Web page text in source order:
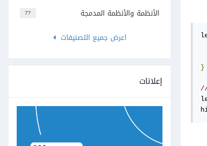
}
77
الأنظمة والأنظمة المدمجة
اعرض جميع التصنيفات
إعلانات